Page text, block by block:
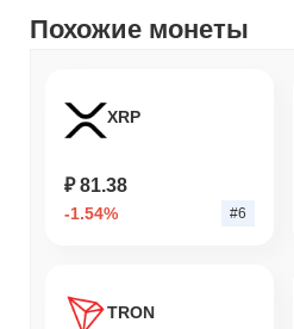
Похожие монеты
XRP
₽ 81.38
-1.54% #6
TRON